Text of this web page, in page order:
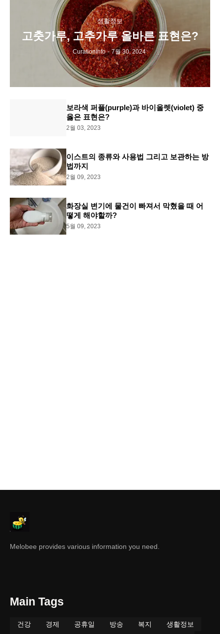
생활정보
고춧가루, 고추가루 올바른 표현은?
CurationInfo - 7월 30, 2024
보라색 퍼플(purple)과 바이올렛(violet) 중
옳은 표현은?
2월 03, 2023
이스트의 종류와 사용법 그리고 보관하는 방
법까지
2월 09, 2023
화장실 변기에 물건이 빠져서 막혔을 때 어
떻게 해야할까?
5월 09, 2023
Melobee provides various information you need.
Main Tags
건강 경제 공휴일 방송 복지
생활정보